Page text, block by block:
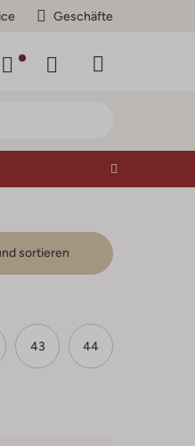
Geschäfte
sortieren
43 44